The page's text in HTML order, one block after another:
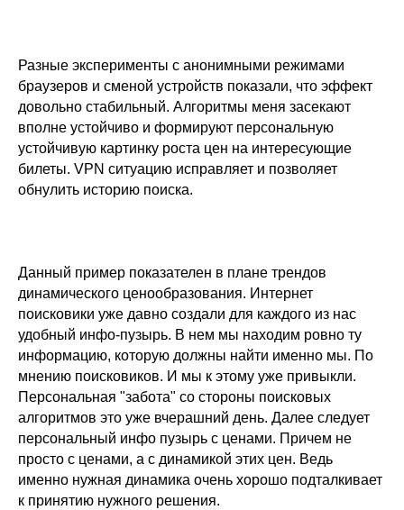
Разные эксперименты с анонимными режимами
браузеров и сменой устройств показали, что эффект
довольно стабильный. Алгоритмы меня засекают
вполне устойчиво и формируют персональную
устойчивую картинку роста цен на интересующие
билеты. VPN ситуацию исправляет и позволяет
обнулить историю поиска.
Данный пример показателен в плане трендов
динамического ценообразования. Интернет
поисковики уже давно создали для каждого из нас
удобный инфо-пузырь. В нем мы находим ровно ту
информацию, которую должны найти именно мы. По
мнению поисковиков. И мы к этому уже привыкли.
Персональная "забота" со стороны поисковых
алгоритмов это уже вчерашний день. Далее следует
персональный инфо пузырь с ценами. Причем не
просто с ценами, а с динамикой этих цен. Ведь
именно нужная динамика очень хорошо подталкивает
к принятию нужного решения.